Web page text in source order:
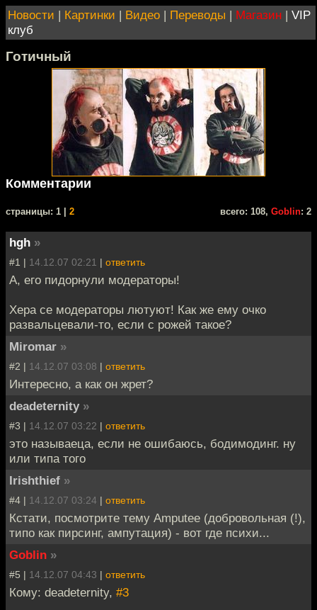
Новости | Картинки | Видео | Переводы | Магазин | VIP
клуб
Готичный
Комментарии
cтраницы: 1 | 2 всего: 108, Goblin: 2
hgh »
#1 | 14.12.07 02:21 | ответить
А, его пидорнули модераторы!
Хера се модераторы лютуют! Как же ему очко
развальцевали-то, если с рожей такое?
Miromar »
#2 | 14.12.07 03:08 | ответить
Интересно, а как он жрет?
deadeternity »
#3 | 14.12.07 03:22 | ответить
это называеца, если не ошибаюсь, бодимодинг. ну
или типа того
Irishthief »
#4 | 14.12.07 03:24 | ответить
Кстати, посмотрите тему Amputee (добровольная (!),
типо как пирсинг, ампутация) - вот где психи...
Goblin »
#5 | 14.12.07 04:43 | ответить
Кому: deadeternity, #3